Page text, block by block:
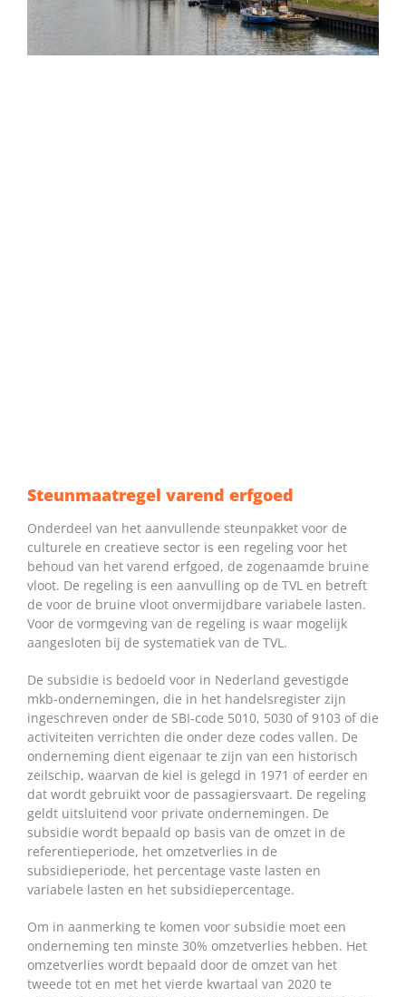
Steunmaatregel varend erfgoed
Onderdeel van het aanvullende steunpakket voor de
culturele en creatieve sector is een regeling voor het
behoud van het varend erfgoed, de zogenaamde bruine
vloot. De regeling is een aanvulling op de TVL en betreft
de voor de bruine vloot onvermijdbare variabele lasten.
Voor de vormgeving van de regeling is waar mogelijk
aangesloten bij de systematiek van de TVL.
De subsidie is bedoeld voor in Nederland gevestigde
mkb-ondernemingen, die in het handelsregister zijn
ingeschreven onder de SBI-code 5010, 5030 of 9103 of die
activiteiten verrichten die onder deze codes vallen. De
onderneming dient eigenaar te zijn van een historisch
zeilschip, waarvan de kiel is gelegd in 1971 of eerder en
dat wordt gebruikt voor de passagiersvaart. De regeling
geldt uitsluitend voor private ondernemingen. De
subsidie wordt bepaald op basis van de omzet in de
referentieperiode, het omzetverlies in de
subsidieperiode, het percentage vaste lasten en
variabele lasten en het subsidiepercentage.
Om in aanmerking te komen voor subsidie moet een
onderneming ten minste 30% omzetverlies hebben. Het
omzetverlies wordt bepaald door de omzet van het
tweede tot en met het vierde kwartaal van 2020 te